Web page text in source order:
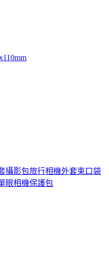
攝影包旅行相機外套束口袋
眼相機保護包